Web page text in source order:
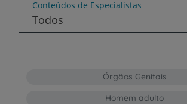
Conteúdos de Especialistas
Todos
Órgãos Genitais
Homem adulto